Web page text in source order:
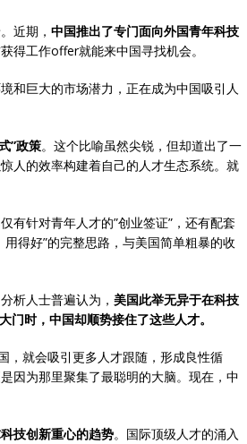
近期， 中国推出了专门面向外国青年科技
得工作offer就能来中国寻找机会。
和巨大的市场潜力，正在成为中国吸引人
”政策。这个比喻虽然尖锐，但却道出了一
人的效率构建着自己的人才生态系统。就
有针对青年人才的”创业签证”，还有配套
得好”的完整思路，与美国简单粗暴的收
析人士普遍认为， 美国此举无异于在科技
门时，中国却顺势接住了这些人才。
，就会吸引更多人才跟随，形成良性循
因为那里聚集了最聪明的大脑。现在，中
科技创新重心的趋势。国际顶级人才的涌入